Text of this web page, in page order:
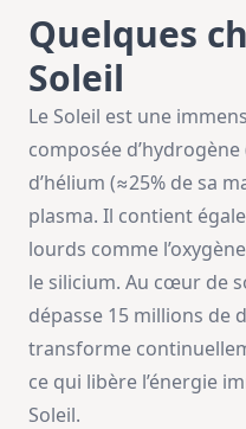
Quelques
Soleil
Le Soleil est une
composée
d’hélium (≈25% de sa
plasma. Il contient
lourds comme
le silicium. Au cœur de
dépasse 15 millions de
transforme
ce qui libère l’énergie
Soleil.